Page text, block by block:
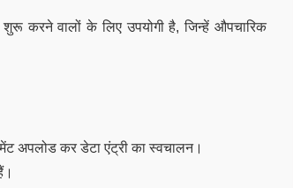
शुरू करने वालों के लिए उपयोगी है, जिन्हें औपचारिक
अपलोड कर डेटा एंट्री का स्वचालन।